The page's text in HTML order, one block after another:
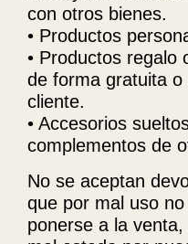
con otros bienes.
• Productos
• Productos regalo
de forma gratuita o
cliente.
• Accesorios
complementos de
No se aceptan
que por mal uso
ponerse a la